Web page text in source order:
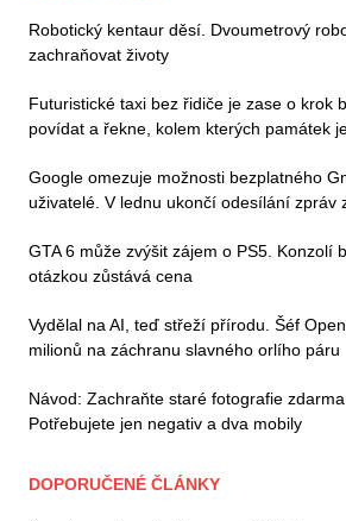
Robotický kentaur děsí. Dvoumetrový
zachraňovat životy
Futuristické taxi bez řidiče je zase o krok
povídat a řekne, kolem kterých památek
Google omezuje možnosti bezplatného
uživatelé. V lednu ukončí odesílání zpráv
GTA 6 může zvýšit zájem o PS5. Konzolí
otázkou zůstává cena
Vydělal na AI, teď střeží přírodu. Šéf
milionů na záchranu slavného orlího páru
Návod: Zachraňte staré fotografie
Potřebujete jen negativ a dva mobily
DOPORUČENÉ ČLÁNKY